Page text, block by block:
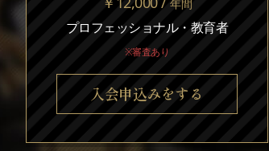
年間
プロフェッショナル・教育者
※審査あり
入会申込みをする